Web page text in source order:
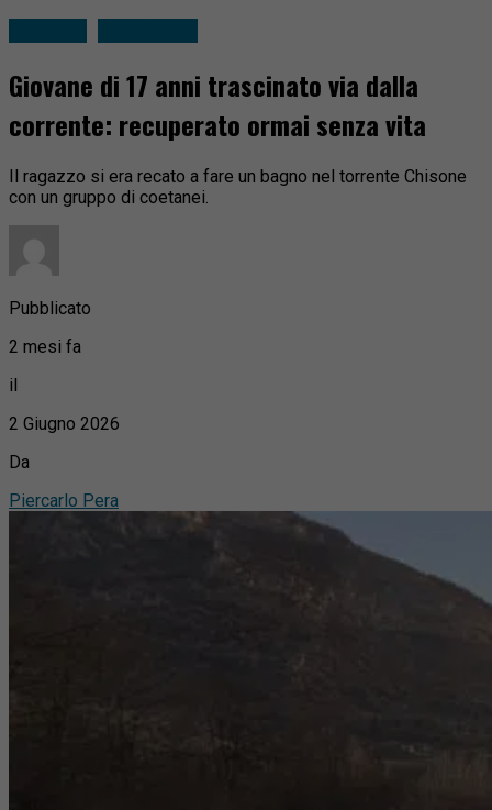
Giovane di 17 anni trascinato via dalla
corrente: recuperato ormai senza vita
Il ragazzo si era recato a fare un bagno nel torrente Chisone
con un gruppo di coetanei.
Pubblicato
2 mesi fa
il
2 Giugno 2026
Da
Piercarlo Pera